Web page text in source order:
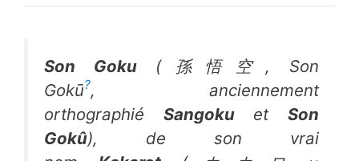
Son Goku(孫悟空 , Son
Gokū?, anciennement
orthographié SangokuetSon
Gokû), de son vrai